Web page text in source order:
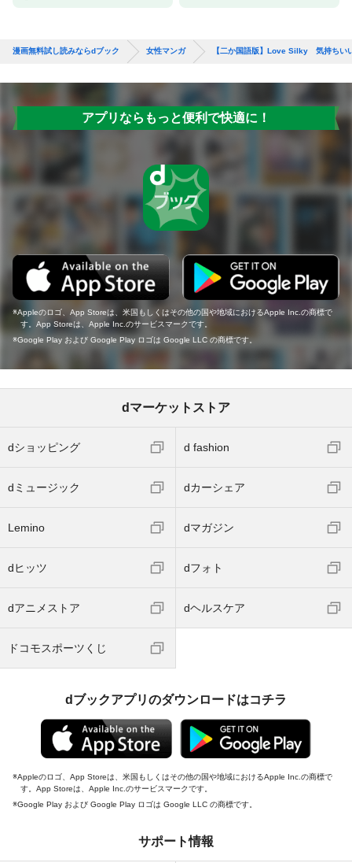
漫画無料試し読みならdブック 女性マンガ 【二か国語版】Love Silky 気持ちい
アプリならもっと便利で快適に！
Appleのロゴ、App Storeは、米国もしくはその他の国や地域におけるApple Inc.の商標で
す。App Storeは、Apple Inc.のサービスマークです。
Google Play および Google Play ロゴは Google LLC の商標です。
dマーケットストア
dショッピング d fashion
dミュージック dカーシェア
Lemino dマガジン
dヒッツ dフォト
dアニメストア dヘルスケア
ドコモスポーツくじ
dブックアプリのダウンロードはコチラ
Appleのロゴ、App Storeは、米国もしくはその他の国や地域におけるApple Inc.の商標で
す。App Storeは、Apple Inc.のサービスマークです。
Google Play および Google Play ロゴは Google LLC の商標です。
サポート情報